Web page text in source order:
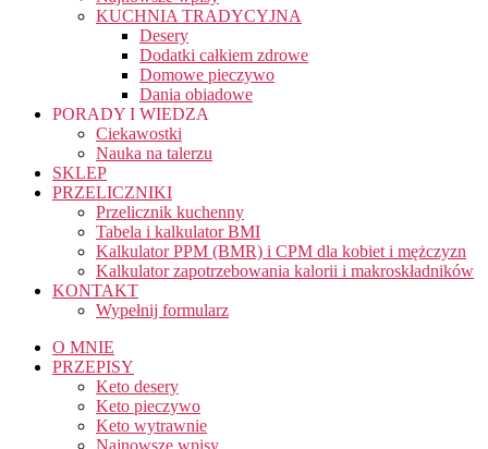
KUCHNIA TRADYCYJNA
Desery
Dodatki całkiem zdrowe
Domowe pieczywo
Dania obiadowe
PORADY I WIEDZA
Ciekawostki
Nauka na talerzu
SKLEP
PRZELICZNIKI
Przelicznik kuchenny
Tabela i kalkulator BMI
Kalkulator PPM (BMR) i CPM dla kobiet i mężczyzn
Kalkulator zapotrzebowania kalorii i makroskładników
KONTAKT
Wypełnij formularz
O MNIE
PRZEPISY
Keto desery
Keto pieczywo
Keto wytrawnie
Najnowsze wpisy